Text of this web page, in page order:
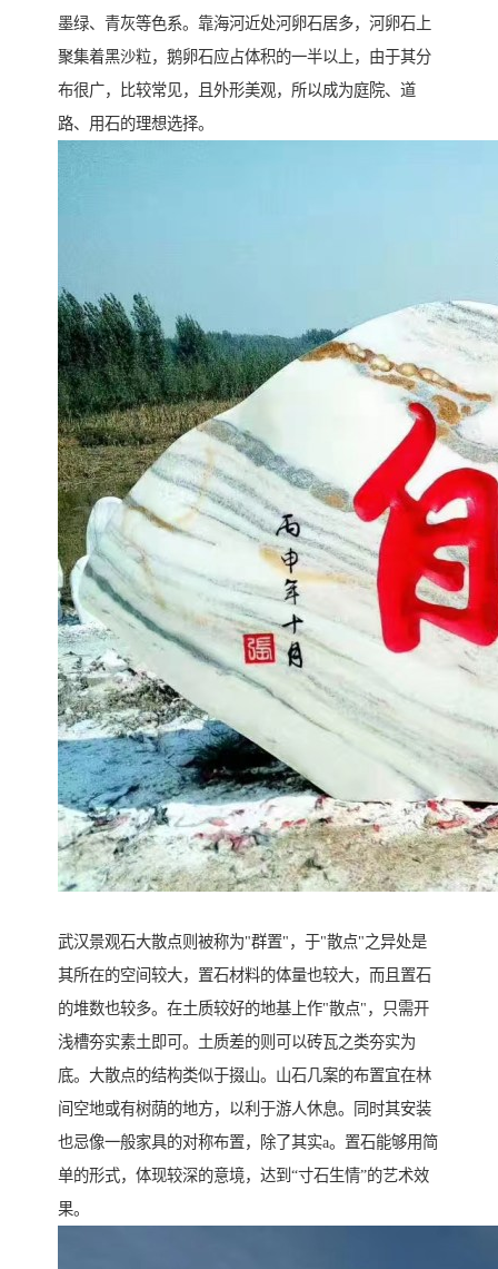
墨绿、青灰等色系。靠海河近处河卵石居多，河卵石上
聚集着黑沙粒，鹅卵石应占体积的一半以上，由于其分
布很广，比较常见，且外形美观，所以成为庭院、道
路、用石的理想选择。
武汉景观石大散点则被称为"群置"，于"散点"之异处是
其所在的空间较大，置石材料的体量也较大，而且置石
的堆数也较多。在土质较好的地基上作"散点"，只需开
浅槽夯实素土即可。土质差的则可以砖瓦之类夯实为
底。大散点的结构类似于掇山。山石几案的布置宜在林
间空地或有树荫的地方，以利于游人休息。同时其安装
也忌像一般家具的对称布置，除了其实a。置石能够用简
单的形式，体现较深的意境，达到“寸石生情”的艺术效
果。